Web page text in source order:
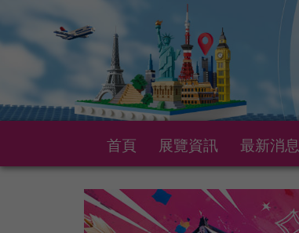
首頁 展覽資訊 最新消息